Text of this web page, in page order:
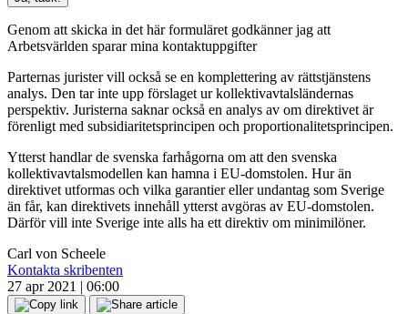
Genom att skicka in det här formuläret godkänner jag att
Arbetsvärlden sparar mina kontaktuppgifter
Parternas jurister vill också se en komplettering av rättstjänstens
analys. Den tar inte upp förslaget ur kollektivavtalsländernas
perspektiv. Juristerna saknar också en analys av om direktivet är
förenligt med subsidiaritetsprincipen och proportionalitetsprincipen.
Ytterst handlar de svenska farhågorna om att den svenska
kollektivavtalsmodellen kan hamna i EU-domstolen. Hur än
direktivet utformas och vilka garantier eller undantag som Sverige
än får, kan direktivets innehåll ytterst avgöras av EU-domstolen.
Därför vill inte Sverige inte alls ha ett direktiv om minimilöner.
Carl von Scheele
Kontakta skribenten
27 apr 2021 | 06:00